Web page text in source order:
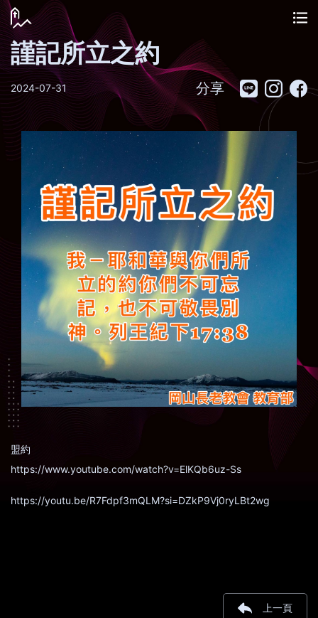
謹記所立之約
2024-07-31 分享
盟約
https://www.youtube.com/watch?v=ElKQb6uz-Ss
https://youtu.be/R7Fdpf3mQLM?si=DZkP9Vj0ryLBt2wg
上一頁